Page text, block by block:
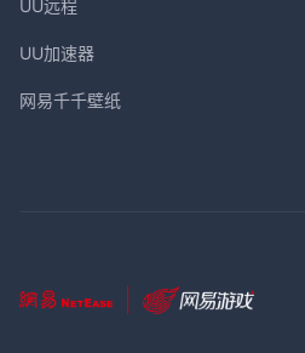
UU远程
UU加速器
网易千千壁纸